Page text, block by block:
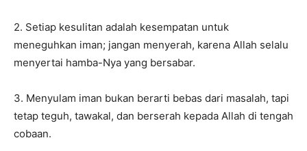
2. Setiap kesulitan adalah kesempatan untuk
meneguhkan iman; jangan menyerah, karena Allah selalu
menyertai hamba-Nya yang bersabar.
3. Menyulam iman bukan berarti bebas dari masalah, tapi
tetap teguh, tawakal, dan berserah kepada Allah di tengah
cobaan.